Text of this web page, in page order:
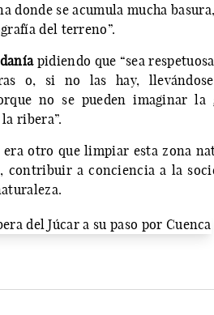
donde se acumula mucha
del terreno”.
pidiendo que “sea
o, si no las hay,
no se pueden imaginar la
ribera”.
era otro que limpiar esta zona
contribuir a conciencia a la